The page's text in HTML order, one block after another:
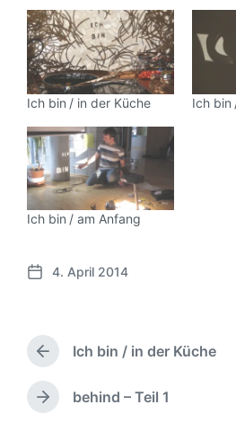
Ich bin / in der Küche Ich bin
Ich bin / am Anfang
V
ö
f
e
n
4. April 2014
V
o
r
h
Ich bin / in der Küche
N
behind – Teil 1